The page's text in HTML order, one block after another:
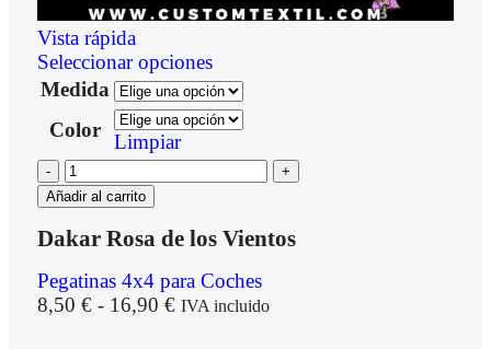
Vista rápida
Seleccionar opciones
Medida
Color
Limpiar
Añadir al carrito
Dakar Rosa de los Vientos
Pegatinas 4x4 para Coches
8,50 € - 16,90 € IVA incluido